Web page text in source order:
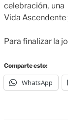
celebración,
Vida
Para finalizar la
Comparte esto:
WhatsApp